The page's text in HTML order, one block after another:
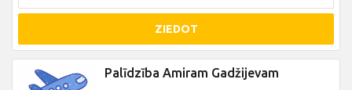
ZIEDOT
Palīdzība Amiram Gadžijevam